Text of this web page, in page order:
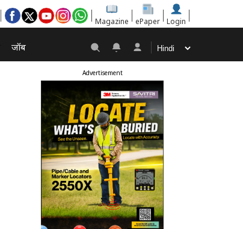
Magazine ePaper Login
जॉब
Advertisement